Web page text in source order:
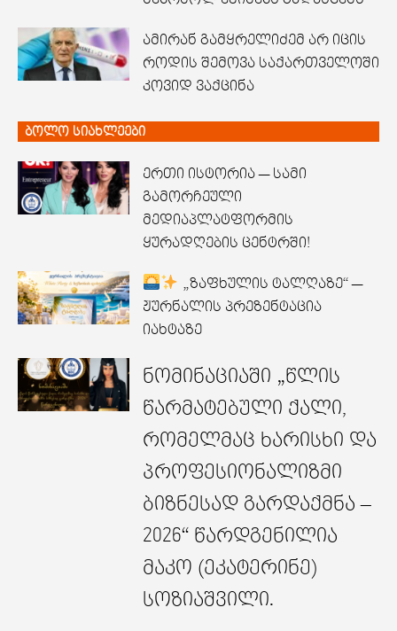
ამირან გამყრელიძემ არ იცის
როდის შემოვა საქართველოში
კოვიდ ვაქცინა
ბოლო სიახლეები
ერთი ისტორია — სამი
გამორჩეული
მედიაპლატფორმის
ყურადღების ცენტრში!
„ზაფხულის ტალღაზე“ —
ჟურნალის პრეზენტაცია
იახტაზე
ნომინაციაში „წლის
წარმატებული ქალი,
რომელმაც ხარისხი და
პროფესიონალიზმი
ბიზნესად გარდაქმნა –
2026“ წარდგენილია
მაკო (ეკატერინე)
სოზიაშვილი.